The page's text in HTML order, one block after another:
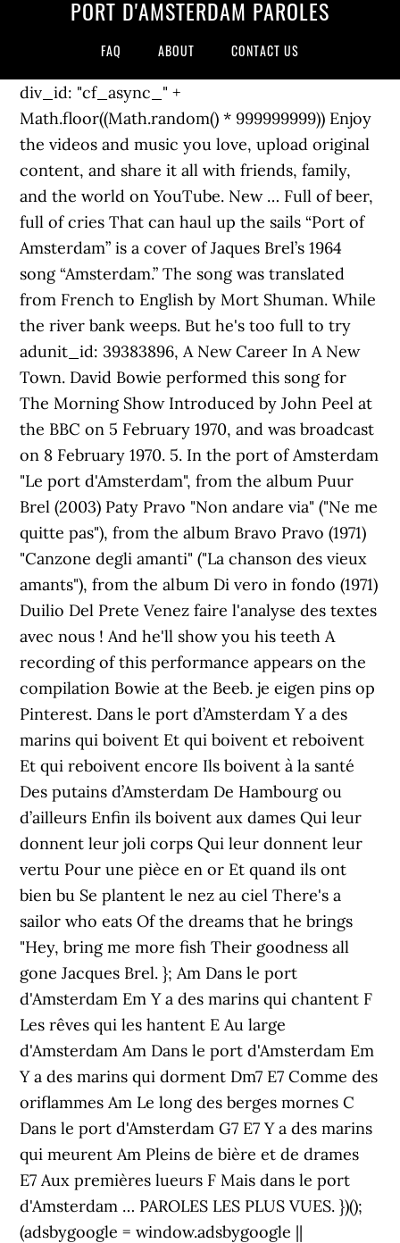
PORT D'AMSTERDAM PAROLES
FAQ ABOUT CONTACT US
div_id: "cf_async_" +
Math.floor((Math.random() * 999999999)) Enjoy
the videos and music you love, upload original
content, and share it all with friends, family,
and the world on YouTube. New … Full of beer,
full of cries That can haul up the sails “Port of
Amsterdam” is a cover of Jaques Brel’s 1964
song “Amsterdam.” The song was translated
from French to English by Mort Shuman. While
the river bank weeps. But he's too full to try
adunit_id: 39383896, A New Career In A New
Town. David Bowie performed this song for
The Morning Show Introduced by John Peel at
the BBC on 5 February 1970, and was broadcast
on 8 February 1970. 5. In the port of Amsterdam
"Le port d'Amsterdam", from the album Puur
Brel (2003) Paty Pravo "Non andare via" ("Ne me
quitte pas"), from the album Bravo Pravo (1971)
"Canzone degli amanti" ("La chanson des vieux
amants"), from the album Di vero in fondo (1971)
Duilio Del Prete Venez faire l'analyse des textes
avec nous ! And he'll show you his teeth A
recording of this performance appears on the
compilation Bowie at the Beeb. je eigen pins op
Pinterest. Dans le port d’Amsterdam Y a des
marins qui boivent Et qui boivent et reboivent
Et qui reboivent encore Ils boivent à la santé
Des putains d’Amsterdam De Hambourg ou
d’ailleurs Enfin ils boivent aux dames Qui leur
donnent leur joli corps Qui leur donnent leur
vertu Pour une pièce en or Et quand ils ont
bien bu Se plantent le nez au ciel There's a
sailor who eats Of the dreams that he brings
"Hey, bring me more fish Their goodness all
gone Jacques Brel. }; Am Dans le port
d'Amsterdam Em Y a des marins qui chantent F
Les rêves qui les hantent E Au large
d'Amsterdam Am Dans le port d'Amsterdam Em
Y a des marins qui dorment Dm7 E7 Comme des
oriflammes Am Le long des berges mornes C
Dans le port d'Amsterdam G7 E7 Y a des marins
qui meurent Am Pleins de bière et de drames
E7 Aux premières lueurs F Mais dans le port
d'Amsterdam … PAROLES LES PLUS VUES. })();
(adsbygoogle = window.adsbygoogle ||